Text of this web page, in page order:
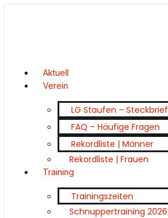
Aktuell
Verein
LG Staufen – Steckbrief
FAQ – Häufige Fragen
Rekordliste | Männer
Rekordliste | Frauen
Training
Trainingszeiten
Schnuppertraining 2026